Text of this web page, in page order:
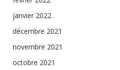
janvier 2022
décembre 2021
novembre 2021
octobre 2021